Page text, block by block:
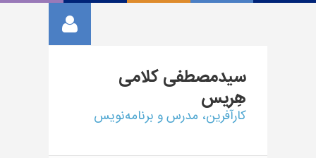
سیدمصطفیکلامی
هِریس
کارآفرین، مدرس و برنامه‌نویس